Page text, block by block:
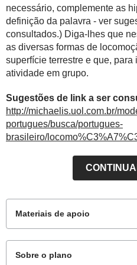
necessário, complemente as
definição da palavra - ver
consultados.) Diga-lhes que
as diversas formas de
superfície terrestre e que, para
atividade em grupo.
Sugestões de link a ser
http://michaelis.uol.com.br/
portugues/busca/portugues-
brasileiro/
Materiais de apoio
Sobre o plano